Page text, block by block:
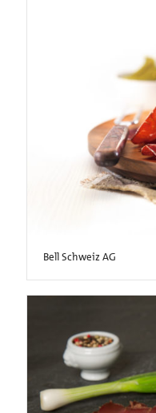
Bell Schweiz AG